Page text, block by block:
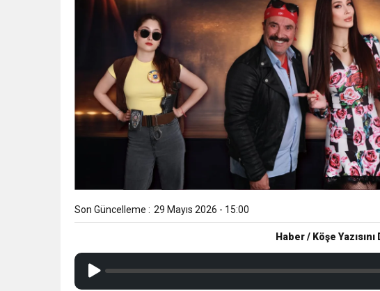
Son Güncelleme : 29 Mayıs 2026 - 15:00
Haber / Köşe Yazısını